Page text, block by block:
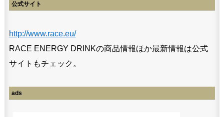
公式サイト
http://www.race.eu/
RACE ENERGY DRINKの商品情報ほか最新情報は公式
サイトもチェック。
ads